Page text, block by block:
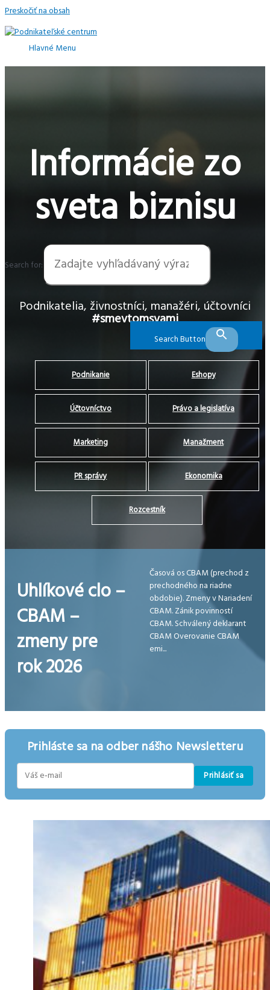
Preskočiť na obsah
Hlavné Menu
Informácie zo
sveta biznisu
Search for:
Search Button
Podnikatelia, živnostníci, manažéri, účtovníci
#smevtomsvami
Podnikanie Eshopy
Účtovníctvo Právo a legislatíva
Marketing Manažment
PR správy Ekonomika
Rozcestník
Uhlíkové clo –
CBAM –
zmeny pre
rok 2026
Časová os CBAM (prechod z
prechodného na riadne
obdobie). Zmeny v Nariadení
CBAM. Zánik povinností
CBAM. Schválený deklarant
CBAM Overovanie CBAM
emi...
Prihláste sa na odber nášho Newsletteru
Prihlásiť sa